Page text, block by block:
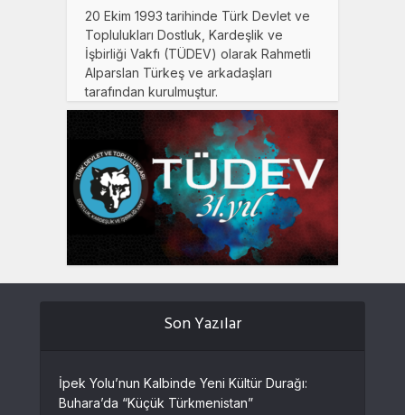
20 Ekim 1993 tarihinde Türk Devlet ve
Toplulukları Dostluk, Kardeşlik ve
İşbirliği Vakfı (TÜDEV) olarak Rahmetli
Alparslan Türkeş ve arkadaşları
tarafından kurulmuştur.
Son Yazılar
İpek Yolu’nun Kalbinde Yeni Kültür Durağı:
Buhara’da “Küçük Türkmenistan”